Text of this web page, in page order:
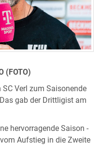
(FOTO)
Verl zum Saisonende
gab der Drittligist am
hervorragende Saison -
Aufstieg in die Zweite